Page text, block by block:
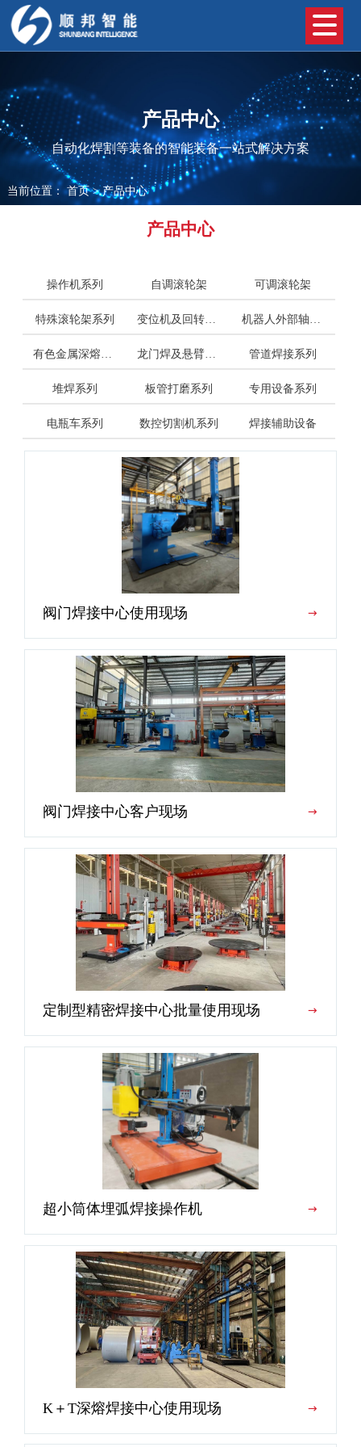
产品中心
自动化焊割等装备的智能装备一站式解决方案
当前位置：首页>产品中心
产品中心
操作机系列 自调滚轮架 可调滚轮架
特殊滚轮架系列
管道焊接系列
堆焊系列 板管打磨系列 专用设备系列
电瓶车系列 数控切割机系列 焊接辅助设备
阀门焊接中心使用现场
阀门焊接中心客户现场
定制型精密焊接中心批量使用现场
超小筒体埋弧焊接操作机
K＋T深熔焊接中心使用现场